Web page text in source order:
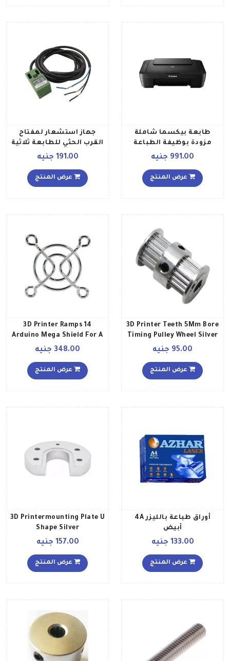
طابعة بيكسما شاملة
مزودة بوظيفة الطباعة
النسخ المسح الضوئي طراز
991.00 جنيه
عرض المنتج
جهاز استشعار لمفتاح
القرب الحثي للطابعة ثلاثية
191.00 جنيه
عرض المنتج
3D Printer Teeth 5Mm Bore
Timing Pulley Wheel Silver
95.00 جنيه
عرض المنتج
3D Printer Ramps 14
Arduino Mega Shield For A
Reprap أبيض
348.00 جنيه
عرض المنتج
أوراق طباعة بالليزر 4A
أبيض
133.00 جنيه
عرض المنتج
3D Printermounting Plate U
Shape Silver
157.00 جنيه
عرض المنتج